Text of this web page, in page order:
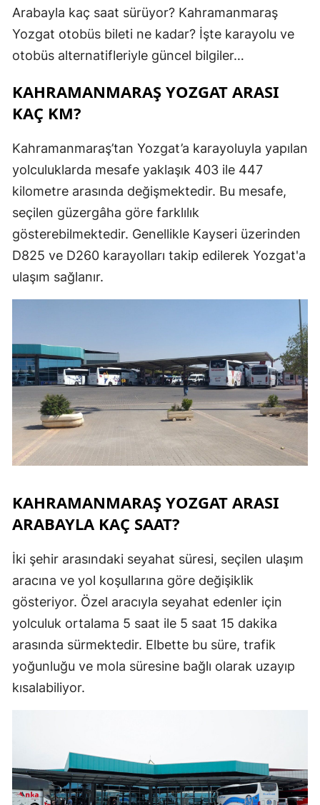
Arabayla kaç saat sürüyor? Kahramanmaraş
Yozgat otobüs bileti ne kadar? İşte karayolu ve
otobüs alternatifleriyle güncel bilgiler…
KAHRAMANMARAŞ YOZGAT ARASI
KAÇ KM?
Kahramanmaraş’tan Yozgat’a karayoluyla yapılan
yolculuklarda mesafe yaklaşık 403 ile 447
kilometre arasında değişmektedir. Bu mesafe,
seçilen güzergâha göre farklılık
gösterebilmektedir. Genellikle Kayseri üzerinden
D825 ve D260 karayolları takip edilerek Yozgat'a
ulaşım sağlanır.
KAHRAMANMARAŞ YOZGAT ARASI
ARABAYLA KAÇ SAAT?
İki şehir arasındaki seyahat süresi, seçilen ulaşım
aracına ve yol koşullarına göre değişiklik
gösteriyor. Özel aracıyla seyahat edenler için
yolculuk ortalama 5 saat ile 5 saat 15 dakika
arasında sürmektedir. Elbette bu süre, trafik
yoğunluğu ve mola süresine bağlı olarak uzayıp
kısalabiliyor.